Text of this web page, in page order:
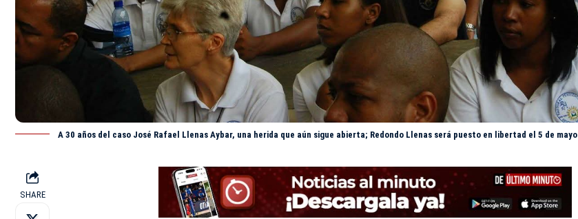
A 30 años del caso José Rafael Llenas Aybar, una herida que aún sigue abierta; Redondo Llenas será puesto en libertad el 5 de mayo
SHARE